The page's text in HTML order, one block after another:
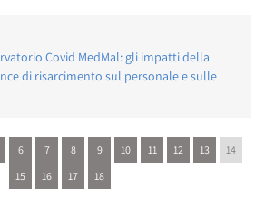
Covid MedMal: gli impatti della
di risarcimento sul personale e sulle
6 7 8 9 10 11 12 13
14
15
16 17 18